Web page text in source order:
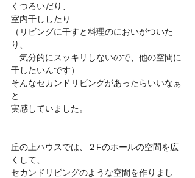
くつろいだり、
室内干ししたり
（リビングに干すと料理のにおいがついた
り、
気分的にスッキリしないので、他の空間に
干したいんです）
そんなセカンドリビングがあったらいいなぁ
と
実感していました。
丘の上ハウスでは、２Fのホールの空間を広
くして、
セカンドリビングのような空間を作りまし